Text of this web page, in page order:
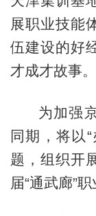
展职业技能
伍建设的好
才成才故事。
为加强
同期，将以
题，组织开
届“通武廊”